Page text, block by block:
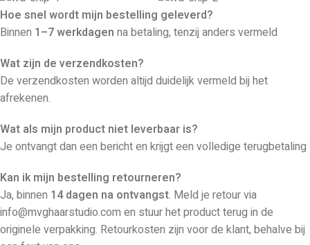
Hoe snel wordt mijn bestelling geleverd?
Binnen 1–7 werkdagen na betaling, tenzij anders vermeld
Wat zijn de verzendkosten?
De verzendkosten worden altijd duidelijk vermeld bij het
afrekenen.
Wat als mijn product niet leverbaar is?
Je ontvangt dan een bericht en krijgt een volledige terugbetaling
Kan ik mijn bestelling retourneren?
Ja, binnen 14 dagen na ontvangst. Meld je retour via
info@mvghaarstudio.com en stuur het product terug in de
originele verpakking. Retourkosten zijn voor de klant, behalve bij